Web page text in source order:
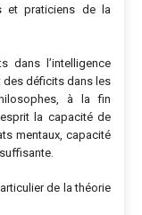
et praticiens de la
dans l’intelligence
des déficits dans les
à la fin
la capacité de
mentaux, capacité
de la théorie